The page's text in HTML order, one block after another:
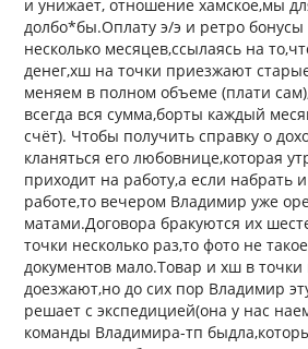
и унижает, отношение хамское,мы
долбо*бы.Оплату э/э и ретро
несколько месяцев,ссылаясь на
денег,хш на точки приезжают
меняем в полном объеме (плати
всегда вся сумма,борты каждый
счёт). Чтобы получить справку о
кланяться его любовнице,которая
приходит на работу,а если набрать
работе,то вечером Владимир уже
матами.Договора бракуются их
точки несколько раз,то фото не
документов мало.Товар и хш в точки
доезжают,но до сих пор Владимир
решает с экспедицией(она у нас
команды Владимира-тп